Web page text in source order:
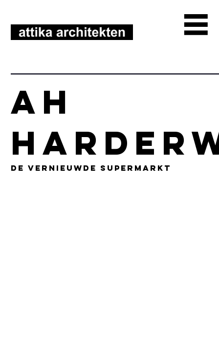
AH
De vernieuwde supermarkt